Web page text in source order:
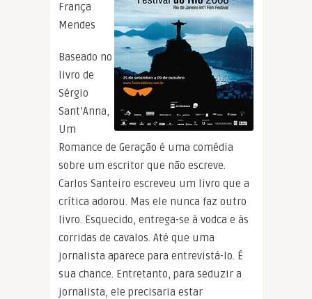
França
Mendes
Baseado no
livro de
Sérgio
Sant’Anna,
Um
Romance de Geração é uma comédia
sobre um escritor que não escreve.
Carlos Santeiro escreveu um livro que a
crítica adorou. Mas ele nunca faz outro
livro. Esquecido, entrega-se à vodca e às
corridas de cavalos. Até que uma
jornalista aparece para entrevistá-lo. É
sua chance. Entretanto, para seduzir a
jornalista, ele precisaria estar